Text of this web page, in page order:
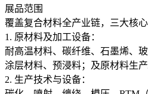
展品范围
覆盖复合材料全产业链，三大核心
1. 原材料及加工设备：
耐高温材料、碳纤维、石墨烯、
涂层材料、预浸料；及原材料生
2. 生产技术与设备：